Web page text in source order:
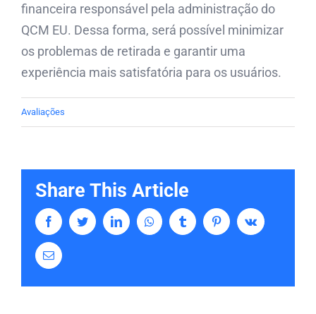
financeira responsável pela administração do
QCM EU. Dessa forma, será possível minimizar
os problemas de retirada e garantir uma
experiência mais satisfatória para os usuários.
Avaliações
Share This Article
FacebookTwitterLinkedInWhatsappTumblr PinterestVk
Email